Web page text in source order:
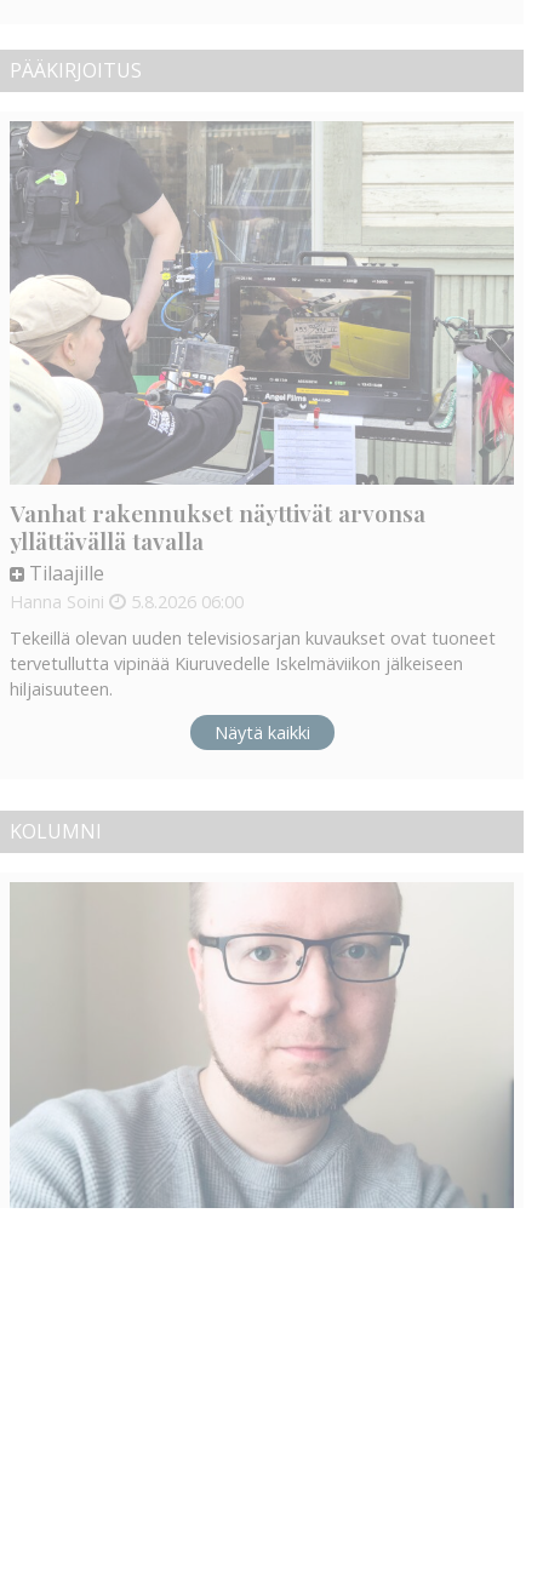
PÄÄKIRJOITUS
Vanhat rakennukset näyttivät arvonsa
yllättävällä tavalla
Tilaajille
Hanna Soini 5.8.2026 06:00
Tekeillä olevan uuden televisiosarjan kuvaukset ovat tuoneet
tervetullutta vipinää Kiuruvedelle Iskelmäviikon jälkeiseen
hiljaisuuteen.
Näytä kaikki
KOLUMNI